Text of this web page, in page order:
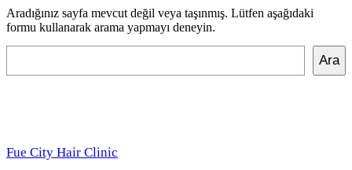
Aradığınız sayfa mevcut değil veya taşınmış. Lütfen aşağıdaki
formu kullanarak arama yapmayı deneyin.
Ara
Fue City Hair Clinic